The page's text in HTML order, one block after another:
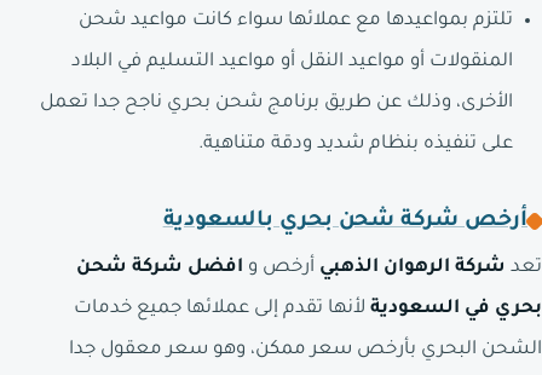
تلتزم بمواعيدها مع عملائها سواء كانت مواعيد شحن
المنقولات أو مواعيد النقل أو مواعيد التسليم في البلاد
الأخرى، وذلك عن طريق برنامج شحن بحري ناجح جدا تعمل
على تنفيذه بنظام شديد ودقة متناهية.
أرخص شركة شحن بحري بالسعودية
تعد شركة الرهوان الذهبي أرخص و افضل شركة شحن
بحري في السعودية لأنها تقدم إلى عملائها جميع خدمات
الشحن البحري بأرخص سعر ممكن، وهو سعر معقول جدا